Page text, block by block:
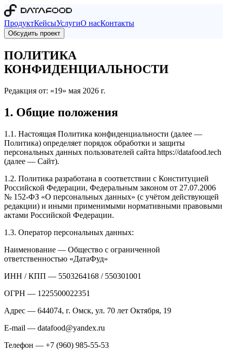
ПродуктКейсыУслугиО насКонтакты
Обсудить проект
ПОЛИТИКА
КОНФИДЕНЦИАЛЬНОСТИ
Редакция от: «19» мая 2026 г.
1. Общие положения
1.1. Настоящая Политика конфиденциальности (далее —
Политика) определяет порядок обработки и защиты
персональных данных пользователей сайта https://datafood.tech
(далее — Сайт).
1.2. Политика разработана в соответствии с Конституцией
Российской Федерации, Федеральным законом от 27.07.2006
№ 152-ФЗ «О персональных данных» (с учётом действующей
редакции) и иными применимыми нормативными правовыми
актами Российской Федерации.
1.3. Оператор персональных данных:
Наименование — Общество с ограниченной
ответственностью «ДатаФуд»
ИНН / КПП — 5503264168 / 550301001
ОГРН — 1225500022351
Адрес — 644074, г. Омск, ул. 70 лет Октября, 19
E-mail — datafood@yandex.ru
Телефон — +7 (960) 985-55-53